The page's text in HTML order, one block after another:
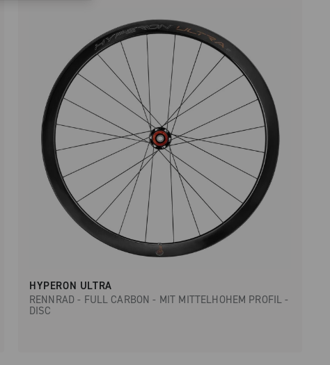
HYPERON ULTRA
RENNRAD - FULL CARBON - MIT MITTELHOHEM PROFIL -
DISC